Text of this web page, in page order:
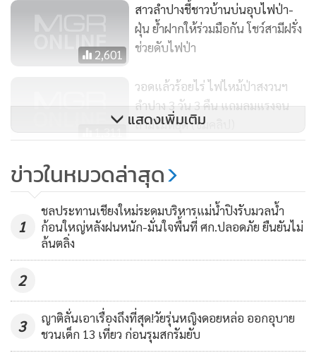
ต.แม่เมาะ อ.แม่เมาะ วัดได้ 112 ไมโครกรัมต่อลูกบาศก์เมตร ซึ่ง
มีอยู่ 2 จุดเกินค่ามาตราฐาน 120 ไมโครกรัมต่อลูกบาศก์เมตร ส่ง
ผลกระทบต่อสุขภาพประชาชน ขณะที่ ต.สบป้าด อ.แม่เมาะ
เครื่องตรวจวัดเสียไม่สามารถตรวจวัดค่าฝุ่นละอองได้ตั้งแต่บ่าย
วานนี้ (6 มี.ค.) โดยไม่ทราบสาเหตุ
ล่าสุดสถานีอุตุนิยมวิทยาลำปางตรวจการมองเห็นระยะไกล พบ
ว่ามีระยะมองเห็นต่ำสุดเพียง 1,100 เมตรเท่านั้น นับเป็น
2,601
สาวลำปางชี้ชาวบ้านบ่นอุบไฟป่า-
ฝุ่น ย้ำฝากให้ร่วมมือกัน โชว์สามีฝรั่ง
ช่วยดับไฟป่า
1,311
วอดแล้วร้อยไร่ ไฟไหม้ป่าสงวนฯ
ลำปาง 3 วัน 3 คืน แถมลมแรงจน
ลามไม่หยุด (ชมคลิป)
430
ว่าฯ วอนงดเผา พร้อมให้กำลังใจ
จนท.ดับไฟป่า
แสดงเพิ่มเติม
ข่าวในหมวดล่าสุด
1
ชลประทานเชียงใหม่ระดมบริหารแม่น้ำปิงรับมวลน้ำ
ก้อนใหญ่หลังฝนหนัก-มั่นใจพื้นที่ ศก.ปลอดภัย ยืนยันไม่
ล้นตลิ่ง
2
3
ญาติลั่นเอาเรื่องถึงที่สุด!วัยรุ่นหญิงดอยหล่อ ออกอุบาย
ชวนเด็ก 13 เที่ยว ก่อนรุมสกรัมยับ